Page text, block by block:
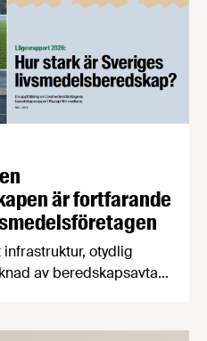
är fortfarande
otydlig
av beredskapsavtal